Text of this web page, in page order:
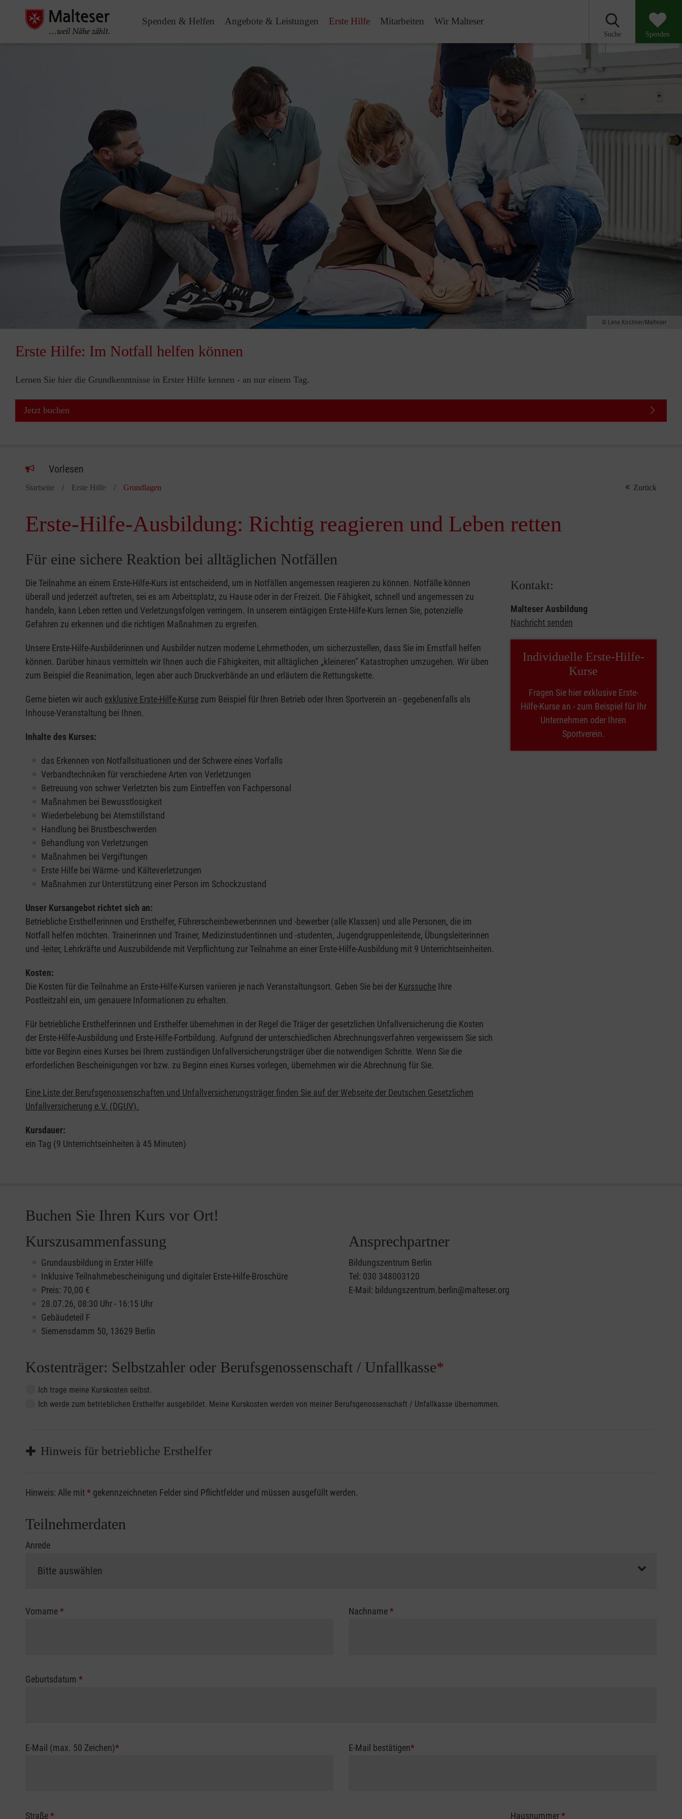
Spenden & Helfen Angebote & Leistungen Erste Hilfe Mitarbeiten Wir Malteser
Suche Spenden
Lena Kirchner/Malteser
Erste Hilfe: Im Notfall helfen können
Lernen Sie hier die Grundkenntnisse in Erster Hilfe kennen - an nur einem Tag.
Jetzt buchen
Vorlesen
Startseite Erste Hilfe Grundlagen Zurück
Erste-Hilfe-Ausbildung: Richtig reagieren und Leben retten
Für eine sichere Reaktion bei alltäglichen Notfällen
Die Teilnahme an einem Erste-Hilfe-Kurs ist entscheidend, um in Notfällen angemessen reagieren zu können. Notfälle können
überall und jederzeit auftreten, sei es am Arbeitsplatz, zu Hause oder in der Freizeit. Die Fähigkeit, schnell und angemessen zu
handeln, kann Leben retten und Verletzungsfolgen verringern. In unserem eintägigen Erste-Hilfe-Kurs lernen Sie, potenzielle
Gefahren zu erkennen und die richtigen Maßnahmen zu ergreifen.
Unsere Erste-Hilfe-Ausbilderinnen und Ausbilder nutzen moderne Lehrmethoden, um sicherzustellen, dass Sie im Ernstfall helfen
können. Darüber hinaus vermitteln wir Ihnen auch die Fähigkeiten, mit alltäglichen „kleineren” Katastrophen umzugehen. Wir üben
zum Beispiel die Reanimation, legen aber auch Druckverbände an und erläutern die Rettungskette.
Gerne bieten wir auch exklusive Erste-Hilfe-Kurse zum Beispiel für Ihren Betrieb oder Ihren Sportverein an - gegebenenfalls als
Inhouse-Veranstaltung bei Ihnen.
Inhalte des Kurses:
das Erkennen von Notfallsituationen und der Schwere eines Vorfalls
Verbandtechniken für verschiedene Arten von Verletzungen
Betreuung von schwer Verletzten bis zum Eintreffen von Fachpersonal
Maßnahmen bei Bewusstlosigkeit
Wiederbelebung bei Atemstillstand
Handlung bei Brustbeschwerden
Behandlung von Verletzungen
Maßnahmen bei Vergiftungen
Erste Hilfe bei Wärme- und Kälteverletzungen
Maßnahmen zur Unterstützung einer Person im Schockzustand
Unser Kursangebot richtet sich an:
Betriebliche Ersthelferinnen und Ersthelfer, Führerscheinbewerberinnen und -bewerber (alle Klassen) und alle Personen, die im
Notfall helfen möchten. Trainerinnen und Trainer, Medizinstudentinnen und -studenten, Jugendgruppenleitende, Übungsleiterinnen
und -leiter, Lehrkräfte und Auszubildende mit Verpflichtung zur Teilnahme an einer Erste-Hilfe-Ausbildung mit 9 Unterrichtseinheiten.
Kosten:
Die Kosten für die Teilnahme an Erste-Hilfe-Kursen variieren je nach Veranstaltungsort. Geben Sie bei der Kurssuche Ihre
Postleitzahl ein, um genauere Informationen zu erhalten.
Für betriebliche Ersthelferinnen und Ersthelfer übernehmen in der Regel die Träger der gesetzlichen Unfallversicherung die Kosten
der Erste-Hilfe-Ausbildung und Erste-Hilfe-Fortbildung. Aufgrund der unterschiedlichen Abrechnungsverfahren vergewissern Sie sich
bitte vor Beginn eines Kurses bei Ihrem zuständigen Unfallversicherungsträger über die notwendigen Schritte. Wenn Sie die
erforderlichen Bescheinigungen vor bzw. zu Beginn eines Kurses vorlegen, übernehmen wir die Abrechnung für Sie.
Eine Liste der Berufsgenossenschaften und Unfallversicherungsträger finden Sie auf der Webseite der Deutschen Gesetzlichen
Unfallversicherung e.V. (DGUV).
Kursdauer:
ein Tag (9 Unterrichtseinheiten à 45 Minuten)
Kontakt:
Malteser Ausbildung
Nachricht senden
Individuelle Erste-Hilfe-
Kurse
Fragen Sie hier exklusive Erste-
Hilfe-Kurse an - zum Beispiel für Ihr
Unternehmen oder Ihren
Sportverein.
Buchen Sie Ihren Kurs vor Ort!
Kurszusammenfassung
Grundausbildung in Erster Hilfe
Inklusive Teilnahmebescheinigung und digitaler Erste-Hilfe-Broschüre
Preis: 70,00 €
28.07.26, 08:30 Uhr - 16:15 Uhr
Gebäudeteil F
Siemensdamm 50, 13629 Berlin
Ansprechpartner
Bildungszentrum Berlin
Tel: 030 348003120
E-Mail: bildungszentrum.berlin@malteser.org
Kostenträger: Selbstzahler oder Berufsgenossenschaft / Unfallkasse*
Ich trage meine Kurskosten selbst.
Ich werde zum betrieblichen Ersthelfer ausgebildet. Meine Kurskosten werden von meiner Berufsgenossenschaft / Unfallkasse übernommen.
Hinweis für betriebliche Ersthelfer
Sofern Sie ein Kostenübernahmeverfahren Ihrer Berufsgenossenschaft / Unfallkasse nutzen, beachten Sie bitte, dass die Abrechnungsunterlagen spätestens zu Kursbeginn
vorliegen müssen. Andernfalls erfolgt eine Abrechnung der vollen Kursgebühr als Selbstzahler.
Hinweis: Alle mit* gekennzeichneten Felder sind Pflichtfelder und müssen ausgefüllt werden.
Teilnehmerdaten
Anrede
Vorname* Nachname*
Geburtsdatum *
E-Mail (max. 50 Zeichen)* E-Mail bestätigen*
Straße* Hausnummer*